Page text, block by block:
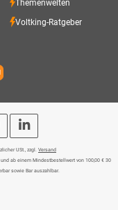
Themenwelten
Voltking-Ratgeber
USt., zzgl. Versand
ab einem Mindestbestellwert von 100,00 € 30
sowie Bar auszahlbar.